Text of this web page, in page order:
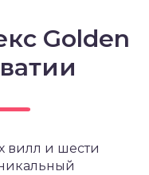
Golden
вилл и шести